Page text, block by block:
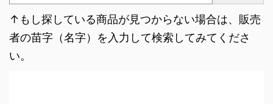
↑もし探している商品が見つからない場合は、販売
者の苗字（名字）を入力して検索してみてくださ
い。